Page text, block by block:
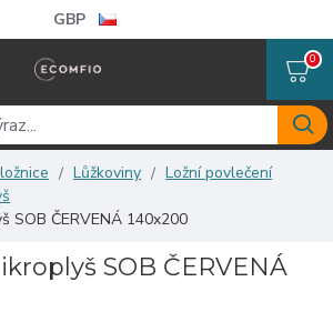
GBP
0
Lůžkoviny
Ložní povlečení
SOB ČERVENÁ 140x200
SOB ČERVENÁ